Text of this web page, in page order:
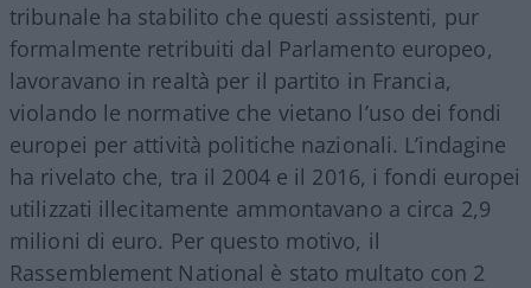
tribunale ha stabilito che questi assistenti, pur
formalmente retribuiti dal Parlamento europeo,
lavoravano in realtà per il partito in Francia,
violando le normative che vietano l’uso dei fondi
europei per attività politiche nazionali. L’indagine
ha rivelato che, tra il 2004 e il 2016, i fondi europei
utilizzati illecitamente ammontavano a circa 2,9
milioni di euro. Per questo motivo, il
Rassemblement National è stato multato con 2